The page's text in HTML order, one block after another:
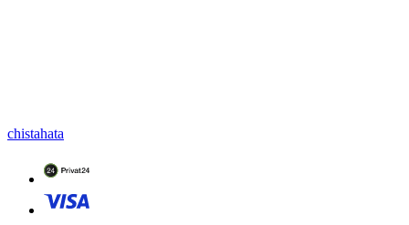
chistahata